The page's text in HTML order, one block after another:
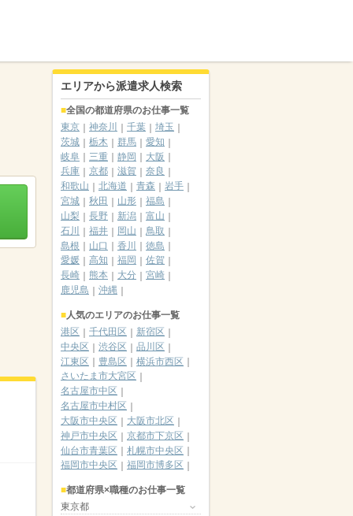
エリアから派遣求人検索
全国の都道府県のお仕事一覧
東京
神奈川 千葉
埼玉
茨城
栃木 群馬
愛知
岐阜
三重 静岡
大阪
兵庫
京都 滋賀
奈良
和歌山
北海道 青森
岩手
宮城
秋田 山形
福島
山梨
長野 新潟
富山
石川
福井 岡山
鳥取
島根
山口 香川
徳島
愛媛
高知 福岡
佐賀
長崎
熊本 大分
宮崎
鹿児島
沖縄
人気のエリアのお仕事一覧
港区
千代田区
新宿区
中央区
渋谷区
品川区
江東区
豊島区
横浜市西区
さいたま市大宮区
名古屋市中区
名古屋市中村区
大阪市中央区
大阪市北区
神戸市中央区
京都市下京区
仙台市青葉区
札幌市中央区
福岡市中央区
福岡市博多区
都道府県×職種のお仕事一覧
東京都